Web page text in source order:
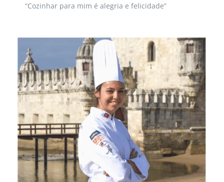
“Cozinhar para mim é alegria e felicidade”